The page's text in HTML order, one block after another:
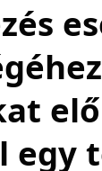
egy